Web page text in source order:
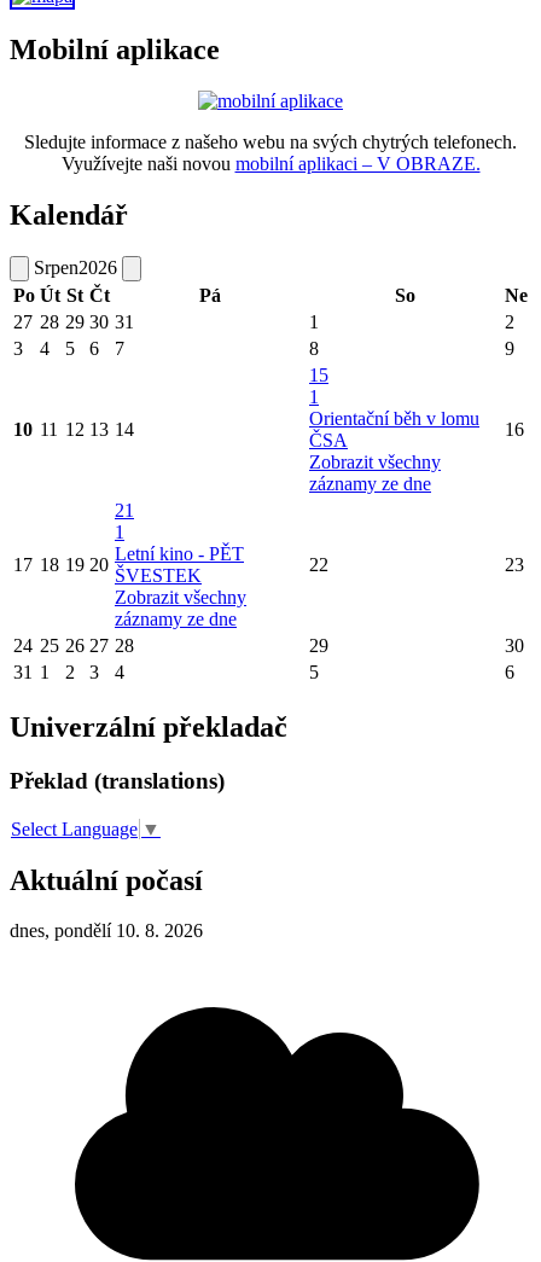
Mobilní aplikace
Sledujte informace z našeho webu na svých chytrých telefonech.
Využívejte naši novou mobilní aplikaci – V OBRAZE.
Kalendář
Srpen2026
Po Út St Čt Pá So
Ne
27 28 29 30 31 1
2
3
4 5 6 7 8 9
10 11 12 13 14
15
1
Orientační běh v lomu
ČSA
Zobrazit všechny
záznamy ze dne
16
17 18 19 20
21
1
Letní kino - PĚT
ŠVESTEK
Zobrazit všechny
záznamy ze dne
22 23
24 25 26 27 28 29
30
31 1 2 3 4 5 6
Univerzální překladač
Překlad (translations)
Select Language ▼
Aktuální počasí
dnes, pondělí 10. 8. 2026